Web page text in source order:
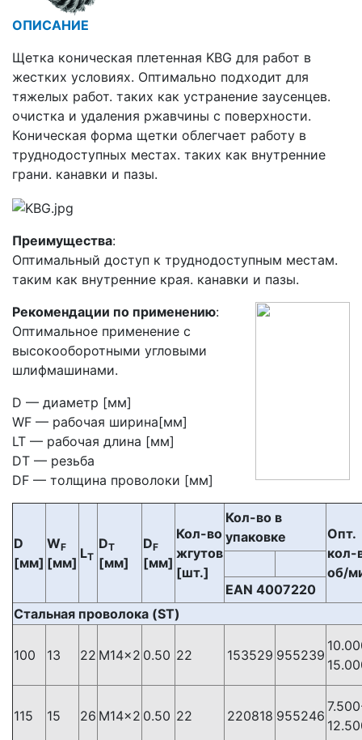
ОПИСАНИЕ
Щетка коническая плетенная KBG для работ в
жестких условиях. Оптимально подходит для
тяжелых работ. таких как устранение заусенцев.
очистка и удаления ржавчины с поверхности.
Коническая форма щетки облегчает работу в
труднодоступных местах. таких как внутренние
грани. канавки и пазы.
Преимущества:
Оптимальный доступ к труднодоступным местам.
таким как внутренние края. канавки и пазы.
Рекомендации по применению:
Оптимальное применение с
высокооборотными угловыми
шлифмашинами.
D — диаметр [мм]
WF — рабочая ширина[мм]
LT — рабочая длина [мм]
DT — резьба
DF — толщина проволоки [мм]
D
[мм]
WF
[мм]
LT
DT
[мм]
DF
[мм]
Кол-во
жгутов
[шт.]
Кол-во в
упаковке
Опт.
кол-
об/
EAN 4007220
Стальная проволока (ST)
100 13 22 М14×2 0.50 22 153529 955239
115 15 26 М14×2 0.50 22 220818 955246